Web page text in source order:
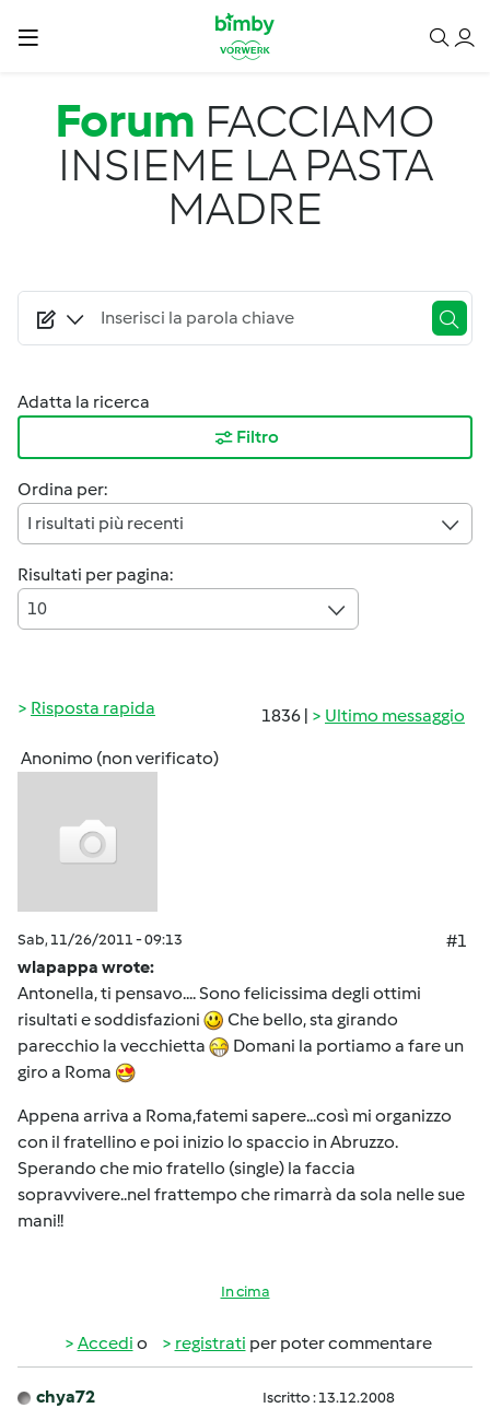
Salta al contenuto principale
Forum FACCIAMO
INSIEME LA PASTA
MADRE
Adatta la ricerca
Filtro
Ordina per:
I risultati più recenti
Risultati per pagina:
10
1836 | Ultimo messaggio
Risposta rapida
Anonimo (non verificato)
Sab, 11/26/2011 - 09:13
#1
wlapappa wrote:
Antonella, ti pensavo.... Sono felicissima degli ottimi
risultati e soddisfazioni
Che bello, sta girando
parecchio la vecchietta
Domani la portiamo a fare un
giro a Roma
Appena arriva a Roma,fatemi sapere...così mi organizzo
con il fratellino e poi inizio lo spaccio in Abruzzo.
Sperando che mio fratello (single) la faccia
sopravvivere..nel frattempo che rimarrà da sola nelle sue
mani!!
In cima
Accedi o registrati per poter commentare
chya72 Iscritto : 13.12.2008